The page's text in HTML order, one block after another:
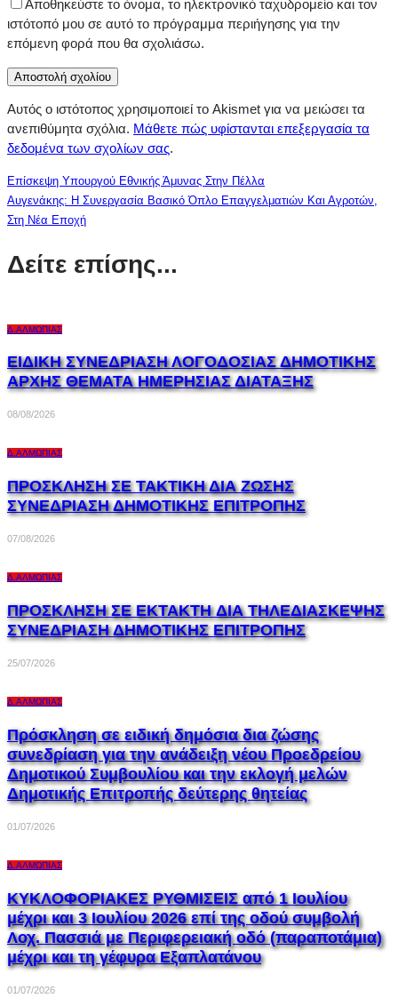
Αποθηκεύστε το όνομα, το ηλεκτρονικό ταχυδρομείο και τον
ιστότοπό μου σε αυτό το πρόγραμμα περιήγησης για την
επόμενη φορά που θα σχολιάσω.
Αυτός ο ιστότοπος χρησιμοποιεί το Akismet για να μειώσει τα
ανεπιθύμητα σχόλια. Μάθετε πώς υφίστανται επεξεργασία τα
δεδομένα των σχολίων σας.
Επίσκεψη Υπουργού Εθνικής Άμυνας Στην Πέλλα
Αυγενάκης: Η Συνεργασία Βασικό Όπλο Επαγγελματιών Και Αγροτών,
Στη Νέα Εποχή
Δείτε επίσης...
Δ.ΑΛΜΩΠΊΑΣ
ΕΙΔΙΚΗ ΣΥΝΕΔΡΙΑΣΗ ΛΟΓΟΔΟΣΙΑΣ ΔΗΜΟΤΙΚΗΣ
ΑΡΧΗΣ ΘΕΜΑΤΑ ΗΜΕΡΗΣΙΑΣ ΔΙΑΤΑΞΗΣ
08/08/2026
Δ.ΑΛΜΩΠΊΑΣ
ΠΡΟΣΚΛΗΣΗ ΣΕ ΤΑΚΤΙΚΗ ΔΙΑ ΖΩΣΗΣ
ΣΥΝΕΔΡΙΑΣΗ ΔΗΜΟΤΙΚΗΣ ΕΠΙΤΡΟΠΗΣ
07/08/2026
Δ.ΑΛΜΩΠΊΑΣ
ΠΡΟΣΚΛΗΣΗ ΣΕ EKTAKTH ΔΙΑ ΤΗΛΕΔΙΑΣΚΕΨΗΣ
ΣΥΝΕΔΡΙΑΣΗ ΔΗΜΟΤΙΚΗΣ ΕΠΙΤΡΟΠΗΣ
25/07/2026
Δ.ΑΛΜΩΠΊΑΣ
Πρόσκληση σε ειδική δημόσια δια ζώσης
συνεδρίαση για την ανάδειξη νέου Προεδρείου
Δημοτικού Συμβουλίου και την εκλογή μελών
Δημοτικής Επιτροπής δεύτερης θητείας
01/07/2026
Δ.ΑΛΜΩΠΊΑΣ
ΚΥΚΛΟΦΟΡΙΑΚΕΣ ΡΥΘΜΙΣΕΙΣ από 1 Ιουλίου
μέχρι και 3 Ιουλίου 2026 επί της οδού συμβολή
Λοχ. Πασσιά με Περιφερειακή οδό (παραποτάμια)
μέχρι και τη γέφυρα Εξαπλατάνου
01/07/2026